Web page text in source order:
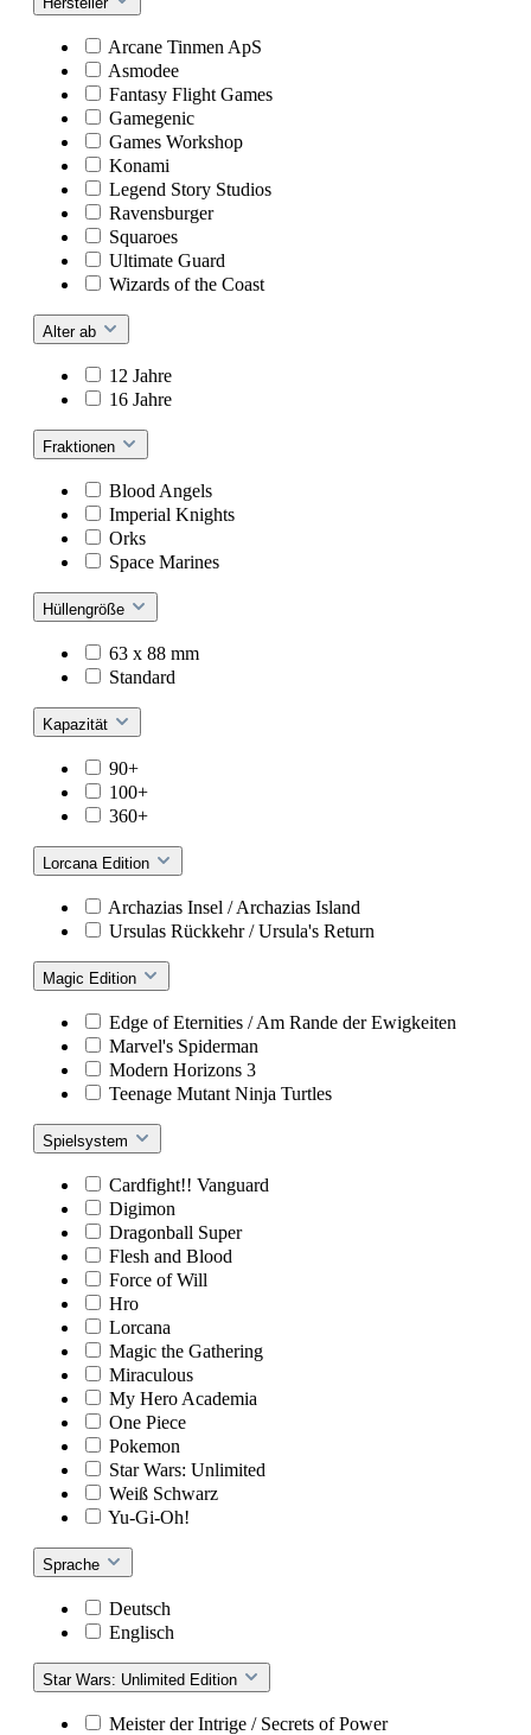
Arcane Tinmen ApS
Asmodee
Fantasy Flight Games
Gamegenic
Games Workshop
Konami
Legend Story Studios
Ravensburger
Squaroes
Ultimate Guard
Wizards of the Coast
Alter ab
12 Jahre
16 Jahre
Fraktionen
Blood Angels
Imperial Knights
Orks
Space Marines
Hüllengröße
63 x 88 mm
Standard
Kapazität
90+
100+
360+
Lorcana Edition
Archazias Insel / Archazias Island
Ursulas Rückkehr / Ursula's Return
Magic Edition
Edge of Eternities / Am Rande der Ewigkeiten
Marvel's Spiderman
Modern Horizons 3
Teenage Mutant Ninja Turtles
Spielsystem
Cardfight!! Vanguard
Digimon
Dragonball Super
Flesh and Blood
Force of Will
Hro
Lorcana
Magic the Gathering
Miraculous
My Hero Academia
One Piece
Pokemon
Star Wars: Unlimited
Weiß Schwarz
Yu-Gi-Oh!
Sprache
Deutsch
Englisch
Star Wars: Unlimited Edition
Meister der Intrige / Secrets of Power